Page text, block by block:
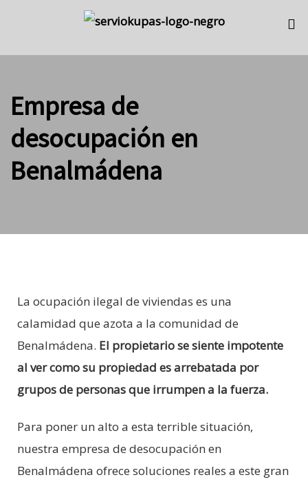
primary
Skip
content
Empresa de
desocupación en
Benalmádena
La ocupación ilegal de viviendas es una
calamidad que azota a la comunidad de
Benalmádena. El propietario se siente impotente
al ver como su propiedad es arrebatada por
grupos de personas que irrumpen a la fuerza.
Para poner un alto a esta terrible situación,
nuestra empresa de desocupación en
Benalmádena ofrece soluciones reales a este gran